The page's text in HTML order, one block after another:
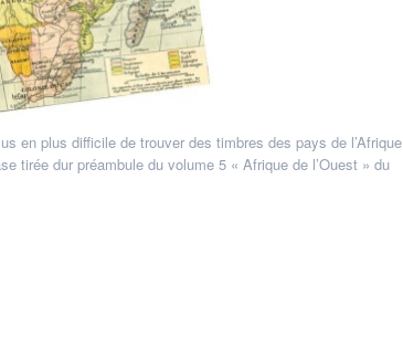
en plus difficile de trouver des timbres des pays de l’Afrique
tirée dur préambule du volume 5 « Afrique de l’Ouest » du